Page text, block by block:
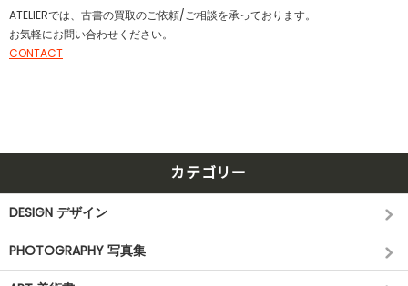
ATELIERでは、古書の買取のご依頼/ご相談を承っております。
お気軽にお問い合わせください。
CONTACT
カテゴリー
DESIGN デザイン
PHOTOGRAPHY 写真集